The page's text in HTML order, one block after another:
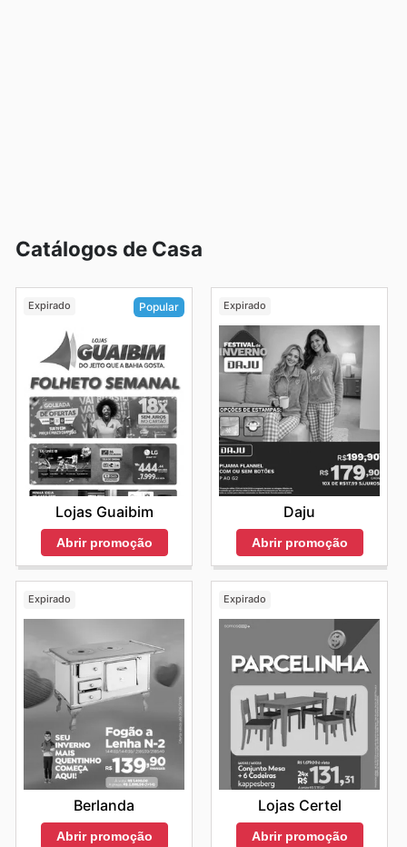
Catálogos de Casa
Expirado Popular
Lojas Guaibim
Abrir promoção
Expirado
Daju
Abrir promoção
Expirado
Berlanda
Abrir promoção
Expirado
Lojas Certel
Abrir promoção